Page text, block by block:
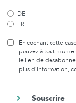
DE
FR
En cochant cette
pouvez à tout
le lien de
plus d’information,